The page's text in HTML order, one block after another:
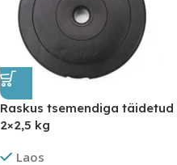
Raskus tsemendiga täidetud
2×2,5 kg
Laos